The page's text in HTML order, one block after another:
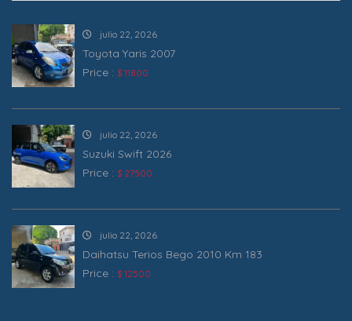
julio 22, 2026
Toyota Yaris 2007
Price : $ 11800
julio 22, 2026
Suzuki Swift 2026
Price : $ 27500
julio 22, 2026
Daihatsu Terios Bego 2010 Km 183
Price : $ 12500